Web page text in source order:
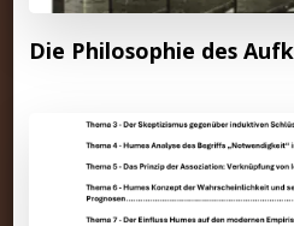
Die Philosophie des